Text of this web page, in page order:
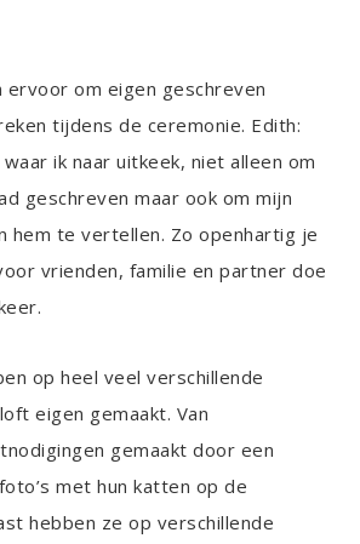
ervoor om eigen geschreven
tijdens de ceremonie. Edith:
ik naar uitkeek, niet alleen om
geschreven maar ook om mijn
hem te vertellen. Zo openhartig je
vrienden, familie en partner doe
op heel veel verschillende
eigen gemaakt. Van
gemaakt door een
met hun katten op de
hebben ze op verschillende